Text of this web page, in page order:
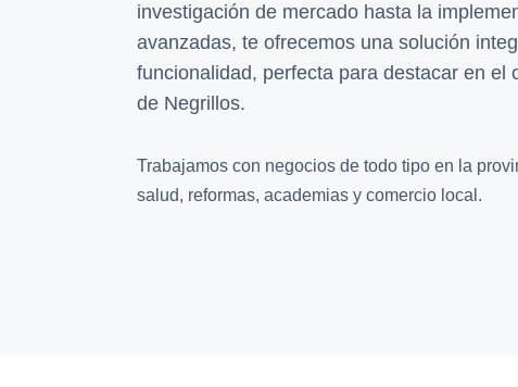
investigación de mercado hasta la
avanzadas, te ofrecemos una solución
funcionalidad, perfecta para destacar en el
de Negrillos.
Trabajamos con negocios de todo tipo en la
salud, reformas, academias y comercio local.